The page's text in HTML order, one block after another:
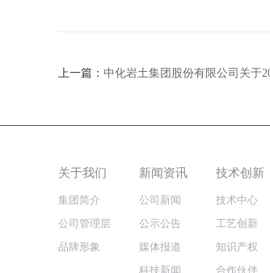
上一篇： 中化岩土集团股份有限公司关于
关于我们
集团简介
公司管理层
品牌形象
新闻资讯
公司新闻
公示公告
媒体报道
科技新闻
技术创新
技术中心
工艺创新
知识产权
合作伙伴